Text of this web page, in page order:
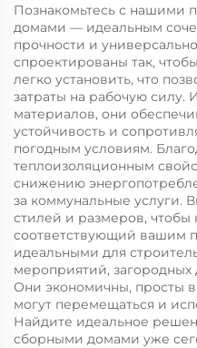
Познакомьтесь с нашими
домами — идеальным
прочности и
спроектированы так,
легко установить, что
затраты на рабочую силу.
материалов, они
устойчивость и
погодным условиям.
теплоизоляционным
снижению
за коммунальные услуги.
стилей и размеров, чтобы
соответствующий вашим
идеальными для
мероприятий, загородных
Они экономичны, просты
могут перемещаться и
Найдите идеальное
сборными домами уже